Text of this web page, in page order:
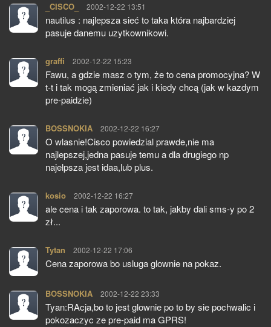
_CISCO_ pisze:
2002-12-22 13:51
nautilus : najlepsza sieć to taka która najbardziej
pasuje danemu uzytkownikowi.
graffi pisze:
2002-12-22 15:23
Fawu, a gdzie masz o tym, że to cena promocyjna? W
t-t i tak mogą zmieniać jak i kiedy chcą (jak w kazdym
pre-paidzie)
BOSSNOKIA pisze:
2002-12-22 16:27
O wlasnie!Cisco powiedzial prawde,nie ma
najlepszej,jedna pasuje temu a dla drugiego np
najelpsza jest idaa,lub plus.
kosio pisze:
2002-12-22 16:27
ale cena i tak zaporowa. to tak, jakby dali sms-y po 2
zł...
Tytan pisze:
2002-12-22 17:06
Cena zaporowa bo usluga glownie na pokaz.
BOSSNOKIA pisze:
2002-12-22 23:33
Tyan:RAcja,bo to jest glownie po to by sie pochwalic i
pokozaczyc ze pre-paid ma GPRS!